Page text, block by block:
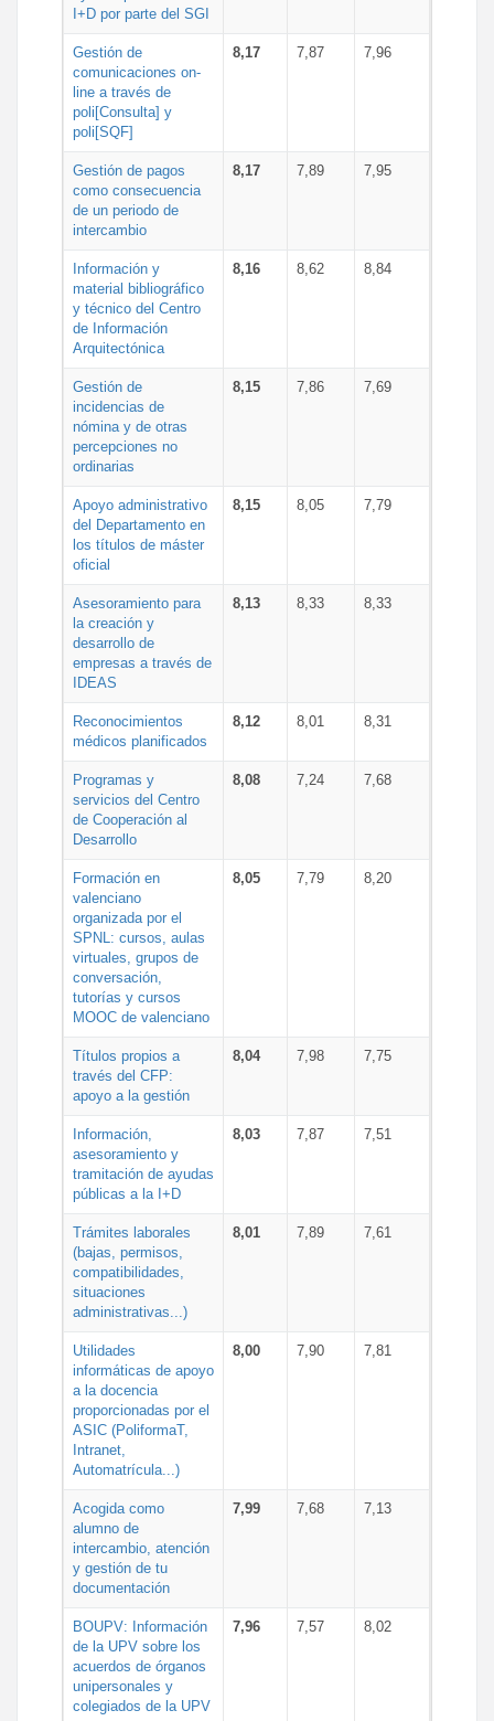
I+D por parte del SGI
Gestión de
comunicaciones on-
line a través de
poli[Consulta] y
poli[SQF]
8,17 7,87 7,96
Gestión de pagos
como consecuencia
de un periodo de
intercambio
8,17 7,89 7,95
Información y
material bibliográfico
y técnico del Centro
de Información
Arquitectónica
8,16 8,62 8,84
Gestión de
incidencias de
nómina y de otras
percepciones no
ordinarias
8,15 7,86 7,69
Apoyo administrativo
del Departamento en
los títulos de máster
oficial
8,15 8,05 7,79
Asesoramiento para
la creación y
desarrollo de
empresas a través de
IDEAS
8,13 8,33 8,33
Reconocimientos
médicos planificados
8,12 8,01 8,31
Programas y
servicios del Centro
de Cooperación al
Desarrollo
8,08 7,24 7,68
Formación en
valenciano
organizada por el
SPNL: cursos, aulas
virtuales, grupos de
conversación,
tutorías y cursos
MOOC de valenciano
8,05 7,79 8,20
Títulos propios a
través del CFP:
apoyo a la gestión
8,04 7,98 7,75
Información,
asesoramiento y
tramitación de ayudas
públicas a la I+D
8,03 7,87 7,51
Trámites laborales
(bajas, permisos,
compatibilidades,
situaciones
administrativas...)
8,01 7,89 7,61
Utilidades
informáticas de apoyo
a la docencia
proporcionadas por el
ASIC (PoliformaT,
Intranet,
Automatrícula...)
8,00 7,90 7,81
Acogida como
alumno de
intercambio, atención
y gestión de tu
documentación
7,99 7,68 7,13
BOUPV: Información
de la UPV sobre los
acuerdos de órganos
unipersonales y
colegiados de la UPV
7,96 7,57 8,02